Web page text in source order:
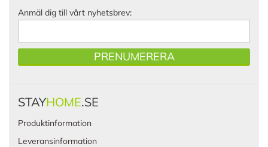
Anmäl dig till vårt nyhetsbrev:
PRENUMERERA
STAYHOME.SE
Produktinformation
Leveransinformation